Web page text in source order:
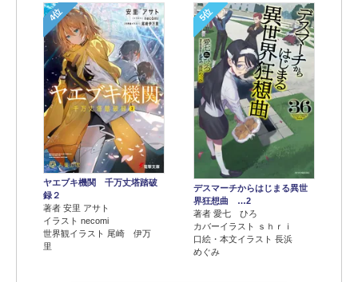
4位
ヤエブキ機関 千万丈塔踏破
録２
著者 安里 アサト
イラスト necomi
世界観イラスト 尾崎 伊万
里
5位
デスマーチからはじまる異世
界狂想曲 …2
著者 愛七 ひろ
カバーイラスト ｓｈｒｉ
口絵・本文イラスト 長浜
めぐみ